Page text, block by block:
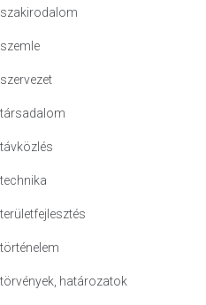
szakirodalom
szemle
szervezet
társadalom
távközlés
technika
területfejlesztés
történelem
törvények, határozatok